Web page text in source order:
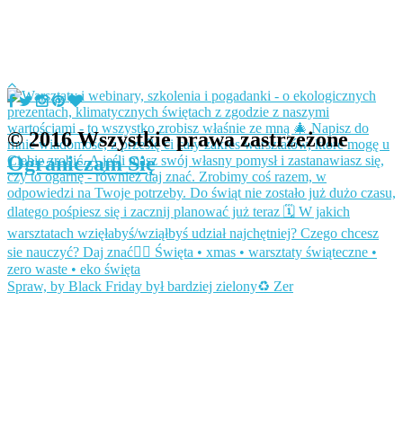
Spraw, by Black Friday był bardziej zielony♻️ Zer
© 2016 Wszystkie prawa zastrzeżone
Ograniczam Się